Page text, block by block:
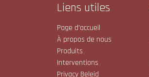
Liens utiles
Page d'accueil
À propos de nous
Produits
Interventions
Privacy Beleid